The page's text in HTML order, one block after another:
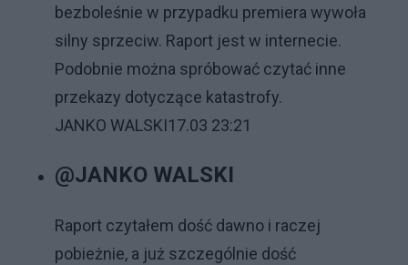
bezboleśnie w przypadku premiera wywoła
silny sprzeciw. Raport jest w internecie.
Podobnie można spróbować czytać inne
przekazy dotyczące katastrofy.
JANKO WALSKI17.03 23:21
@JANKO WALSKI
Raport czytałem dość dawno i raczej
pobieżnie, a już szczególnie dość